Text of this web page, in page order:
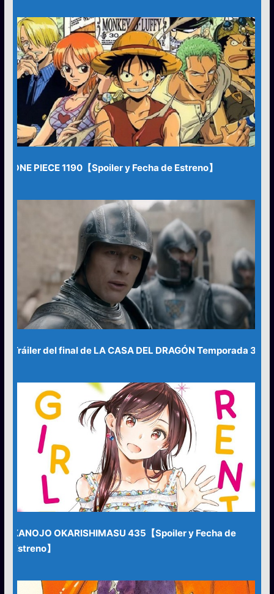
ONE PIECE 1190【Spoiler y Fecha de Estreno】
Tráiler del final de LA CASA DEL DRAGÓN Temporada 3
KANOJO OKARISHIMASU 435【Spoiler y Fecha de
Estreno】